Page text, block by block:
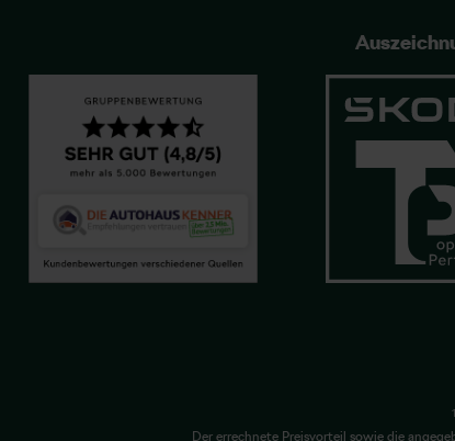
1
Der errechnete Preisvorteil sowie die